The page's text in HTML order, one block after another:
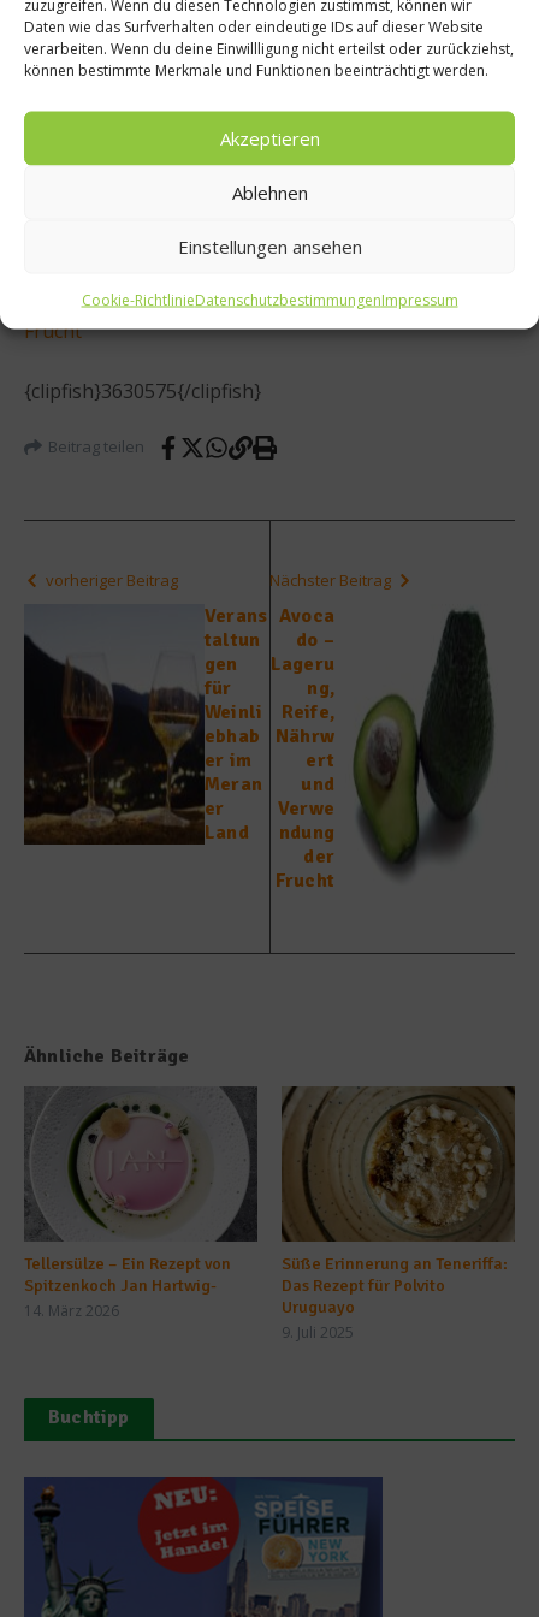
zuzugreifen. Wenn du diesen Technologien zustimmst, können wir
Daten wie das Surfverhalten oder eindeutige IDs auf dieser Website
verarbeiten. Wenn du deine Einwillligung nicht erteilst oder zurückziehst,
können bestimmte Merkmale und Funktionen beeinträchtigt werden.
Akzeptieren
Ablehnen
Einstellungen ansehen
Cookie-RichtlinieDatenschutzbestimmungenImpressum
Vollkornbrot servieren.
Tipp: Falls die Avocado-Creme bei der Zubereitung zu
dick sein sollte, noch ein paar Esslöffel fettarme Milch
darunter schlagen. Mit einer Auswahl an Räucherfisch
Avocadocreme auch als Abendmahlzeit genießen.
Mehr zu der aus Mexiko stammenden Frucht in
Avocado – Nährwert, Lagerung und Verwendung der
Frucht
{clipfish}3630575{/clipfish}
Beitrag teilen
vorheriger Beitrag
Verans
taltun
gen
für
Weinli
ebhab
er im
Meran
er
Land
Nächster Beitrag
Avoca
do –
Lageru
ng,
Reife,
Nährw
ert
und
Verwe
ndung
der
Frucht
Ähnliche Beiträge
Tellersülze – Ein Rezept von
Spitzenkoch Jan Hartwig-
14. März 2026
Süße Erinnerung an Teneriffa:
Das Rezept für Polvito
Uruguayo
9. Juli 2025
Buchtipp